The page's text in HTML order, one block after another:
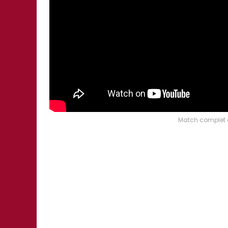
Match complet